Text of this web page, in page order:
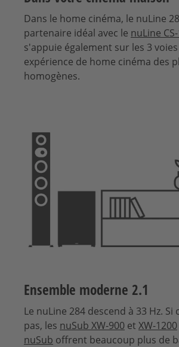
Dans le home cinéma, le nuLine
partenaire idéal avec le nuLine
s'appuie également sur les 3
expérience de home cinéma des
homogènes.
Ensemble moderne 2.1
Le nuLine 284 descend à 33 Hz. Si
pas, les nuSub XW-900 et XW-1200
nuSub offrent beaucoup plus de